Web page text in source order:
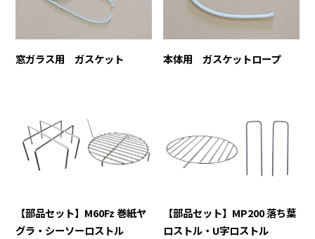
窓ガラス用 ガスケット 本体用 ガスケットロープ
【部品セット】M60Fz 巻紙ヤ
グラ・シーソーロストル
【部品セット】MP200 落ち葉
ロストル・U字ロストル